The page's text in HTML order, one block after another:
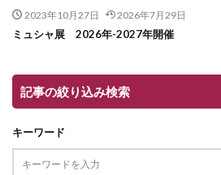
2023年10月27日 2026年7月29日
ミュシャ展 2026年-2027年開催
記事の絞り込み検索
キーワード